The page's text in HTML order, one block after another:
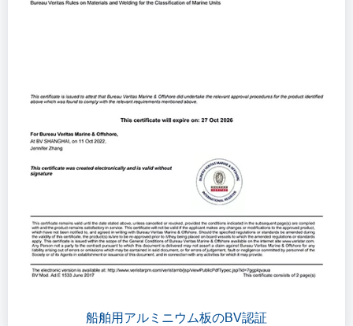
船舶用アルミニウム板のBV認証